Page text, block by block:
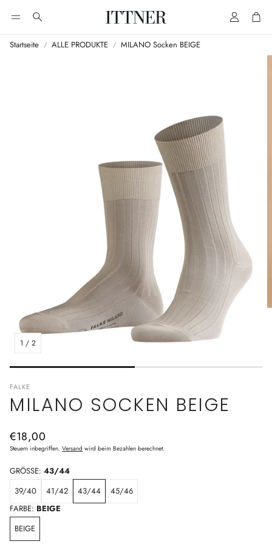
Suche AccountCart
Startseite ALLE PRODUKTE MILANO Socken BEIGE
1 / 2
FALKE
MILANO SOCKEN BEIGE
Normaler
Preis
€18,00
Steuern inbegriffen. Versand wird beim Bezahlen berechnet.
GRÖSSE: 43/44
39/40
41/42 43/44
45/46
FARBE: BEIGE
BEIGE